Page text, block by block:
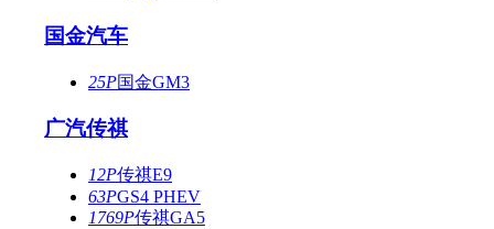
国金汽车
25P国金GM3
广汽传祺
12P传祺E9
63PGS4 PHEV
1769P传祺GA5